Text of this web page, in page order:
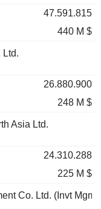
47.591.815
440 M $
Ltd.
26.880.900
248 M $
Asia Ltd.
24.310.288
225 M $
Co. Ltd. (Invt Mgmt)